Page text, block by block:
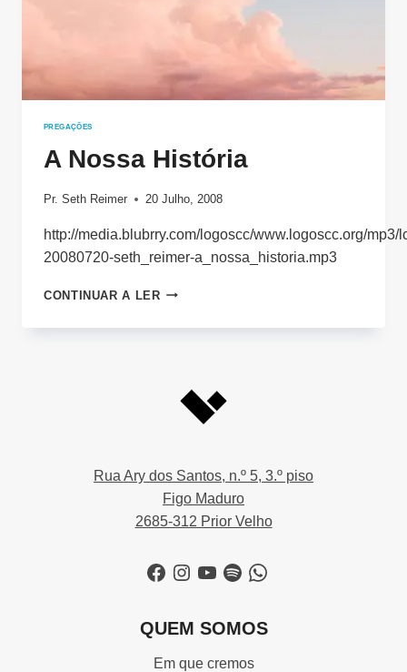
PREGAÇÕES
A Nossa História
Pr. Seth Reimer 20 Julho, 2008
http://media.blubrry.com/logoscc/www.logoscc.org/mp3/
20080720-seth_reimer-a_nossa_historia.mp3
CONTINUAR A LERA
HISTÓRIA
Rua Ary dos Santos, n.º 5, 3.º piso
Figo Maduro
2685-312 Prior Velho
Facebook
Instagram
YouTube
SpotifyWhatsApp
QUEM SOMOS
Em que cremos